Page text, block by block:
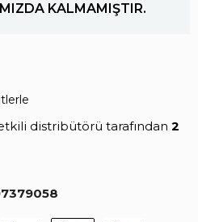
KALMAMIŞTIR.
distribütörü tarafından 2